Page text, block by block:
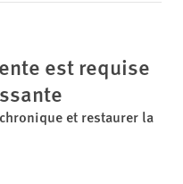
est requise
et restaurer la